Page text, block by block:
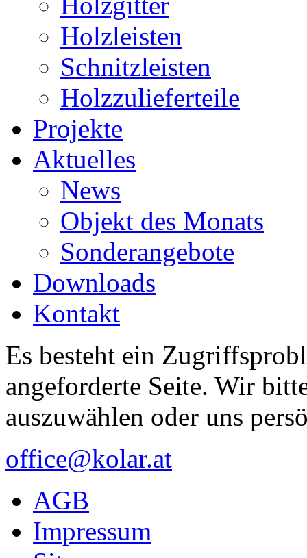
Holzleisten
Schnitzleisten
Holzzulieferteile
Projekte
Aktuelles
News
Objekt des Monats
Sonderangebote
Downloads
Kontakt
Es besteht ein
angeforderte Seite. Wir
auszuwählen oder uns
office@kolar.at
AGB
Impressum